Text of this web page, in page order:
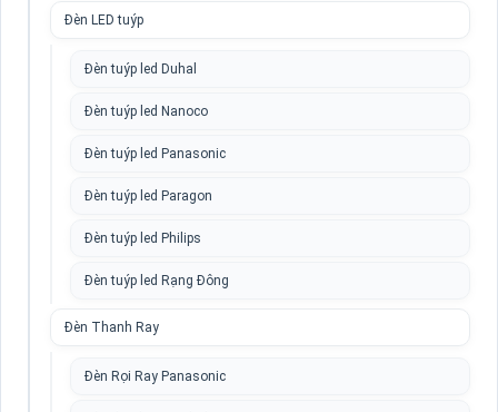
Đèn LED tuýp
Đèn tuýp led Duhal
Đèn tuýp led Nanoco
Đèn tuýp led Panasonic
Đèn tuýp led Paragon
Đèn tuýp led Philips
Đèn tuýp led Rạng Đông
Đèn Thanh Ray
Đèn Rọi Ray Panasonic